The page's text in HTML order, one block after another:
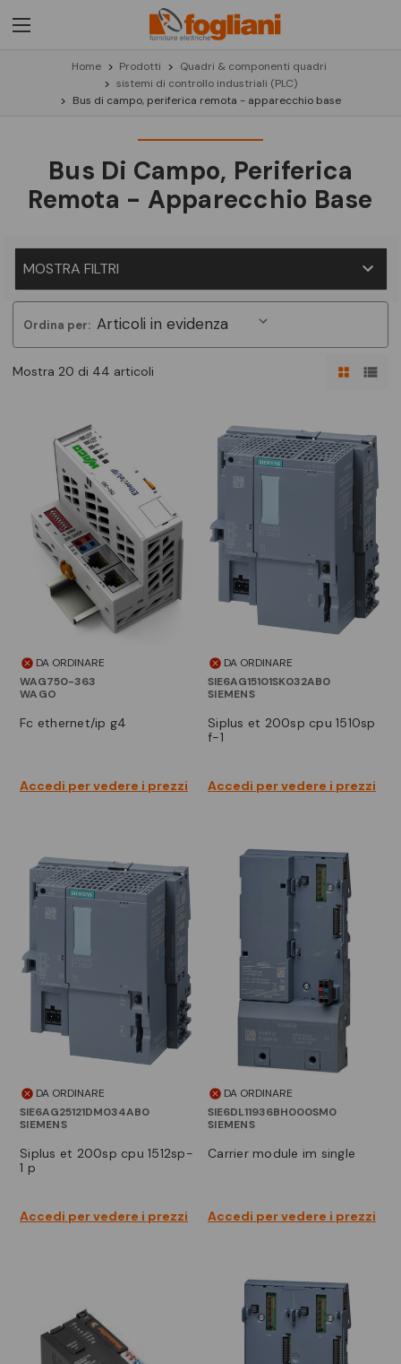
Home Prodotti
Quadri & componenti quadri
sistemi di controllo industriali (PLC)
Bus di campo, periferica remota - apparecchio base
Bus Di Campo, Periferica
Remota - Apparecchio Base
MOSTRA FILTRI
Mostra 20 di 44 articoli
Ordina per:
DA ORDINARE
WAG750-363
WAGO
fc ethernet/ip g4
Accedi per vedere i prezzi
DA ORDINARE
SIE6AG15101SK032AB0
SIEMENS
siplus et 200sp cpu 1510sp
f-1
Accedi per vedere i prezzi
DA ORDINARE
SIE6AG25121DM034AB0
SIEMENS
siplus et 200sp cpu 1512sp-
1 p
Accedi per vedere i prezzi
DA ORDINARE
SIE6DL11936BH000SM0
SIEMENS
carrier module im single
Accedi per vedere i prezzi